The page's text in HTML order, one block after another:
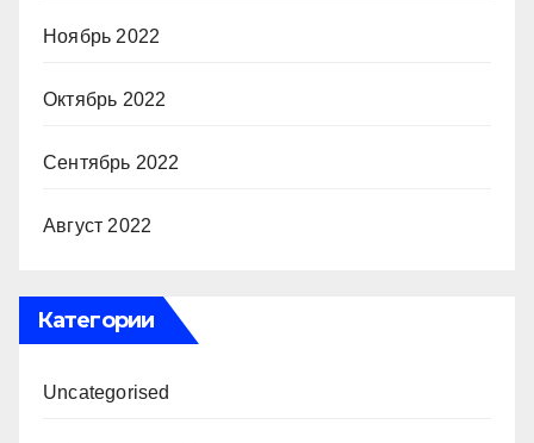
Ноябрь 2022
Октябрь 2022
Сентябрь 2022
Август 2022
Категории
Uncategorised